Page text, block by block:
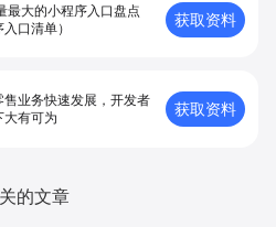
最大的小程序入口盘点
口清单）
获取资料
业务快速发展，开发者
⼤有可为
获取资料
的文章